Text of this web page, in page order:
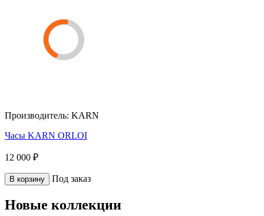
Производитель: KARN
Часы KARN ORLOI
12 000 ₽
В корзину Под заказ
Новые коллекции